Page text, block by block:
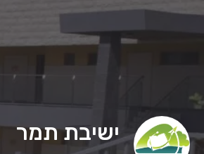
ישיבת תמר